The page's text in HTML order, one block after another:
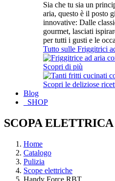
Sia che tu sia un
aria, questo è il posto
innovative: Dalle
gourmet, lasciati
per tutti i gusti e le
Tutto sulle Friggitrici
Scopri di più
Scopri le deliziose
Blog
SHOP
SCOPA
Home
Catalogo
Pulizia
Scope elettriche